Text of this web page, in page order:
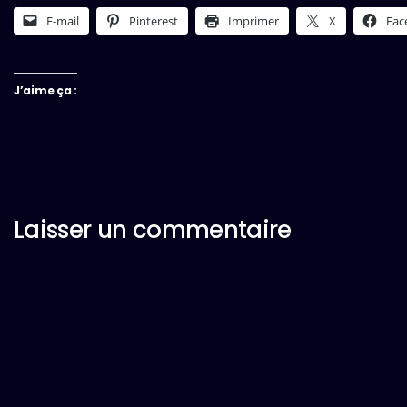
E-mail Pinterest Imprimer X
J’aime ça :
Laisser un commentaire